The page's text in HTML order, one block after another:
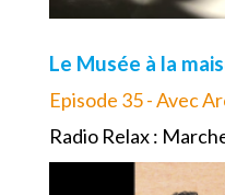
Le Musée à la
Episode 35 - Avec
Radio Relax :